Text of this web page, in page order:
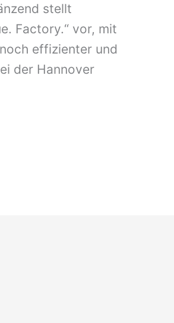
stellt
Factory.“ vor, mit
effizienter und
der Hannover